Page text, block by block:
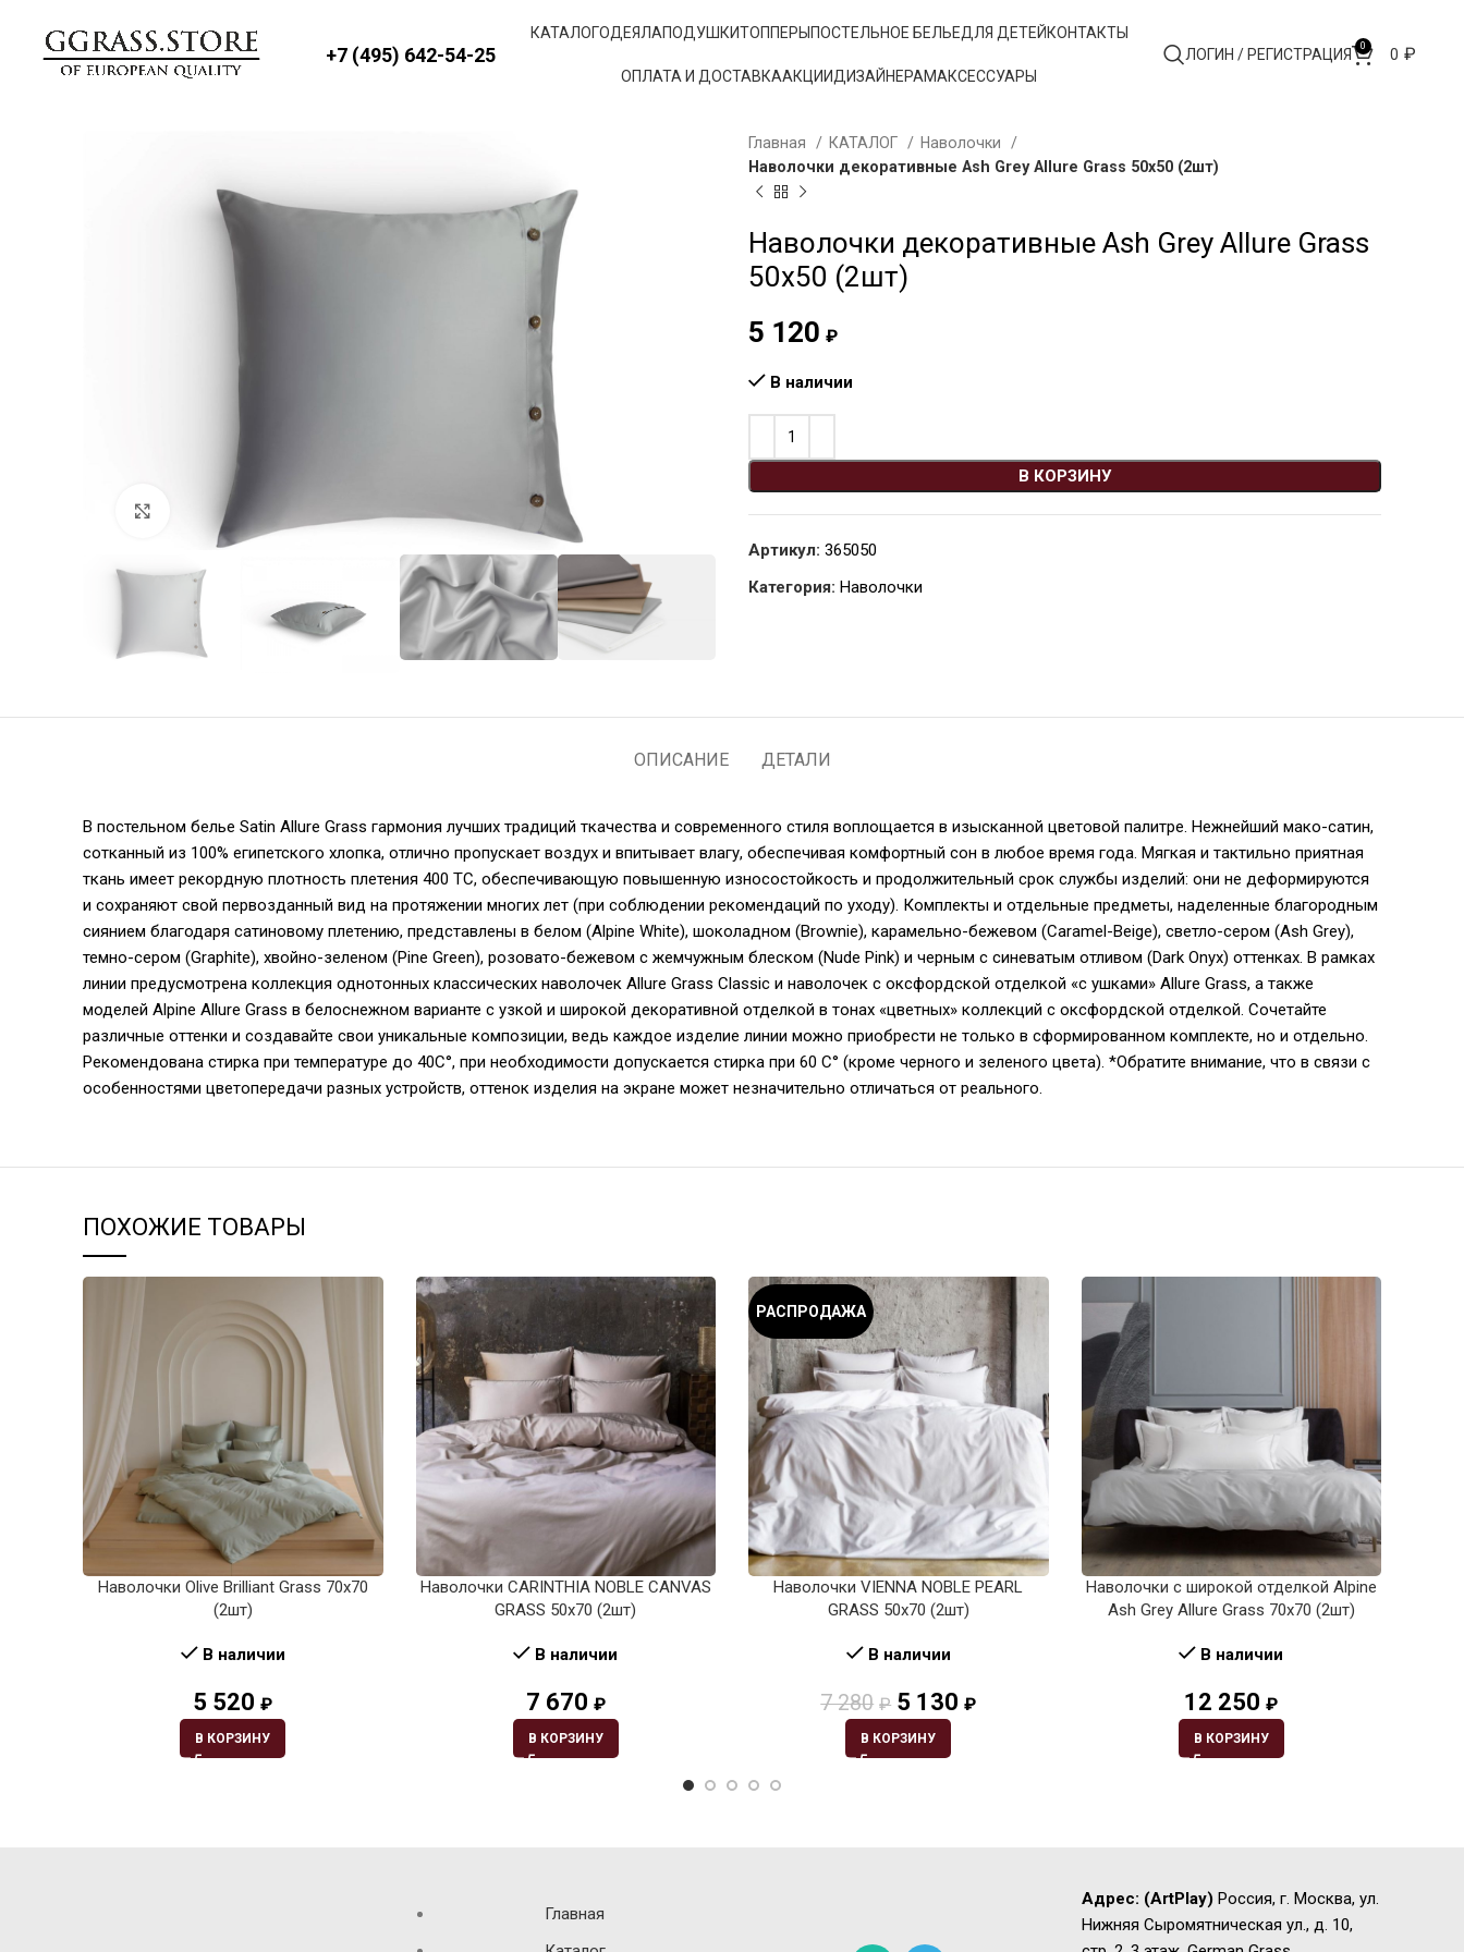
+7 (495) 642-54-25
КАТАЛОГОДЕЯЛАПОДУШКИТОППЕРЫ ПОСТЕЛЬНОЕ БЕЛЬЕДЛЯ ДЕТЕЙ КОНТАКТЫ
ОПЛАТА И ДОСТАВКААКЦИИДИЗАЙНЕРАМАКСЕССУАРЫ
ЛОГИН / РЕГИСТРАЦИЯ 0 0 ₽
Увеличить
Главная КАТАЛОГ
Наволочки
Наволочки декоративные Ash Grey Allure Grass 50х50 (2шт)
Наволочки декоративные Ash Grey Allure Grass
50х50 (2шт)
5 120 ₽
В наличии
В КОРЗИНУ
Артикул: 365050
Категория: Наволочки
ОПИСАНИЕ ДЕТАЛИ
В постельном белье Satin Allure Grass гармония лучших традиций ткачества и современного стиля воплощается в изысканной цветовой палитре. Нежнейший мако-сатин,
сотканный из 100% египетского хлопка, отлично пропускает воздух и впитывает влагу, обеспечивая комфортный сон в любое время года. Мягкая и тактильно приятная
ткань имеет рекордную плотность плетения 400 ТС, обеспечивающую повышенную износостойкость и продолжительный срок службы изделий: они не деформируются
и сохраняют свой первозданный вид на протяжении многих лет (при соблюдении рекомендаций по уходу). Комплекты и отдельные предметы, наделенные благородным
сиянием благодаря сатиновому плетению, представлены в белом (Alpine White), шоколадном (Brownie), карамельно-бежевом (Caramel-Beige), светло-сером (Ash Grey),
темно-сером (Graphite), хвойно-зеленом (Pine Green), розовато-бежевом с жемчужным блеском (Nude Pink) и черным c синеватым отливом (Dark Onyx) оттенках. В рамках
линии предусмотрена коллекция однотонных классических наволочек Allure Grass Classic и наволочек с оксфордской отделкой «с ушками» Allure Grass, а также
моделей Alpine Allure Grass в белоснежном варианте с узкой и широкой декоративной отделкой в тонах «цветных» коллекций с оксфордской отделкой. Сочетайте
различные оттенки и создавайте свои уникальные композиции, ведь каждое изделие линии можно приобрести не только в сформированном комплекте, но и отдельно.
Рекомендована стирка при температуре до 40С°, при необходимости допускается стирка при 60 С° (кроме черного и зеленого цвета). *Обратите внимание, что в связи с
особенностями цветопередачи разных устройств, оттенок изделия на экране может незначительно отличаться от реального.
ПОХОЖИЕ ТОВАРЫ
Наволочки Olive Brilliant Grass 70х70
(2шт)
В наличии
5 520 ₽
В КОРЗИНУ
Наволочки CARINTHIA NOBLE CANVAS
GRASS 50х70 (2шт)
В наличии
7 670 ₽
В КОРЗИНУ
РАСПРОДАЖА
Наволочки VIENNA NOBLE PEARL
GRASS 50х70 (2шт)
В наличии
7 280 ₽ 5 130 ₽
В КОРЗИНУ
Наволочки с широкой отделкой Alpine
Ash Grey Allure Grass 70х70 (2шт)
В наличии
12 250 ₽
В КОРЗИНУ
Главная
Адрес: (ArtPlay) Россия, г. Москва, ул.
Нижняя Сыромятническая ул., д. 10,